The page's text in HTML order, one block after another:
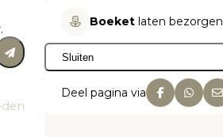
Boeket laten bezorgen
Sluiten
Deel pagina via